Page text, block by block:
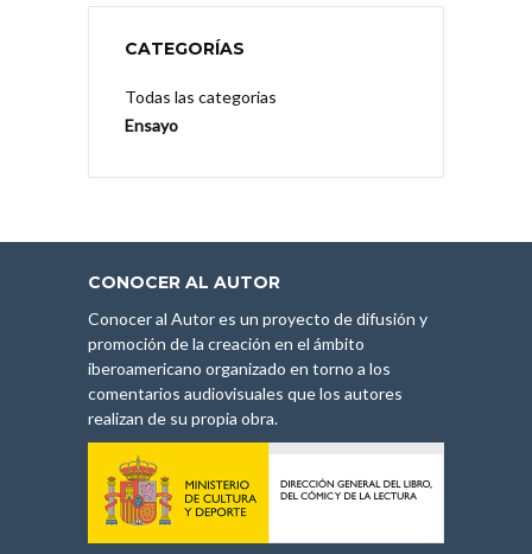
CATEGORÍAS
Todas las categorias
Ensayo
CONOCER AL AUTOR
Conocer al Autor es un proyecto de difusión y
promoción de la creación en el ámbito
iberoamericano organizado en torno a los
comentarios audiovisuales que los autores
realizan de su propia obra.